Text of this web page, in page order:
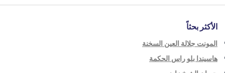
الأكثر بحثاً
المونت جلالة العين السخنة
هاسيندا بلو راس الحكمة